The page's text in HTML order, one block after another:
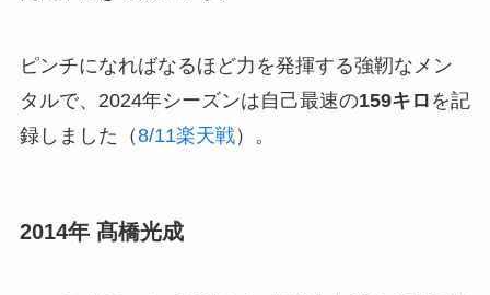
ピンチになればなるほど力を発揮する強靭なメン
タルで、2024年シーズンは自己最速の159キロ を記
録しました（8/11楽天戦）。
2014年 髙橋光成